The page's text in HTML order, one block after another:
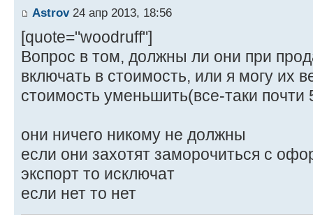
Astrov24 апр 2013, 18:56
[quote="woodruff"]
Вопрос в том, должны ли они при
включать в стоимость, или я могу их
стоимость уменьшить(все-таки почти
они ничего никому не должны
если они захотят заморочиться с
экспорт то исключат
если нет то нет